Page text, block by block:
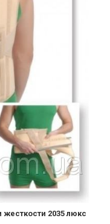
2035 люкс